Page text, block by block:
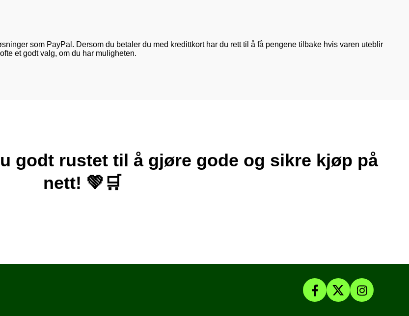
som PayPal. Dersom du betaler du med kredittkort har du rett til å få pengene tilbake hvis varen uteblir
et godt valg, om du har muligheten.
godt rustet til å gjøre gode og sikre kjøp på
nett! 💚🛒